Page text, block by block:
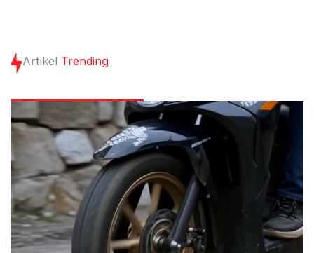
Artikel Trending